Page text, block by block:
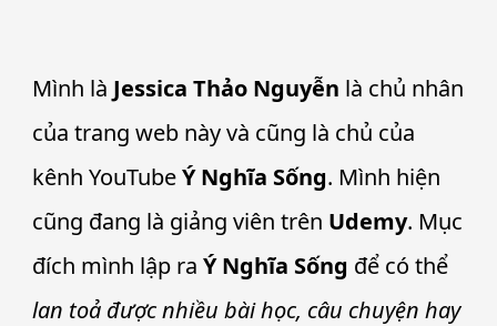
Mình là Jessica Thảo Nguyễn là chủ nhân
của trang web này và cũng là chủ của
kênh YouTubeÝ Nghĩa Sống. Mình hiện
cũng đang là giảng viên trên Udemy. Mục
đích mình lập raÝ Nghĩa Sống để có thể
lan toả được nhiều bài học, câu chuyện hay